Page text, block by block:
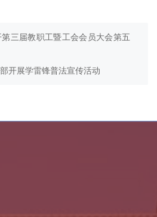
第三届教职工暨工会会员大会第五
开展学雷锋普法宣传活动